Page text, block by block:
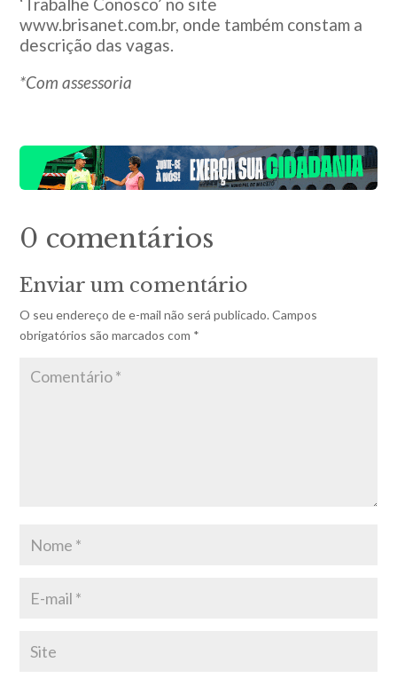
‘Trabalhe Conosco’ no site
www.brisanet.com.br, onde também constam a
descrição das vagas.
*Com assessoria
0 comentários
Enviar um comentário
O seu endereço de e-mail não será publicado. Campos
obrigatórios são marcados com *